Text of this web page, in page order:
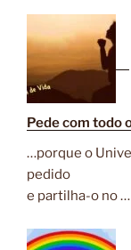
Pede com todo
…porque o
pedido
e partilha-o no …